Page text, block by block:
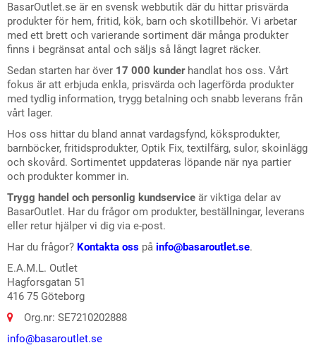
BasarOutlet.se är en svensk webbutik där du hittar prisvärda
produkter för hem, fritid, kök, barn och skotillbehör. Vi arbetar
med ett brett och varierande sortiment där många produkter
finns i begränsat antal och säljs så långt lagret räcker.
Sedan starten har över 17 000 kunderhandlat hos oss. Vårt
fokus är att erbjuda enkla, prisvärda och lagerförda produkter
med tydlig information, trygg betalning och snabb leverans från
vårt lager.
Hos oss hittar du bland annat vardagsfynd, köksprodukter,
barnböcker, fritidsprodukter, Optik Fix, textilfärg, sulor, skoinlägg
och skovård. Sortimentet uppdateras löpande när nya partier
och produkter kommer in.
Trygg handel och personlig kundservice är viktiga delar av
BasarOutlet. Har du frågor om produkter, beställningar, leverans
eller retur hjälper vi dig via e-post.
Har du frågor? Kontakta oss på info@basaroutlet.se.
E.A.M.L. Outlet
Hagforsgatan 51
416 75 Göteborg
Org.nr: SE7210202888
info@basaroutlet.se